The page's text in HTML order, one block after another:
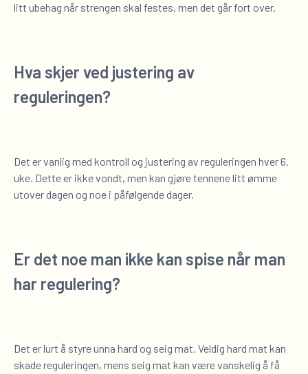
litt ubehag når strengen skal festes, men det går fort over.
Hva skjer ved justering av
reguleringen?
Det er vanlig med kontroll og justering av reguleringen hver 6.
uke. Dette er ikke vondt, men kan gjøre tennene litt ømme
utover dagen og noe i påfølgende dager.
Er det noe man ikke kan spise når man
har regulering?
Det er lurt å styre unna hard og seig mat. Veldig hard mat kan
skade reguleringen, mens seig mat kan være vanskelig å få